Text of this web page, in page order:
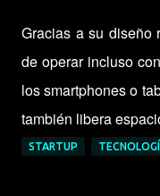
Gracias a su diseño
de operar incluso
los smartphones o
también libera
STARTUP